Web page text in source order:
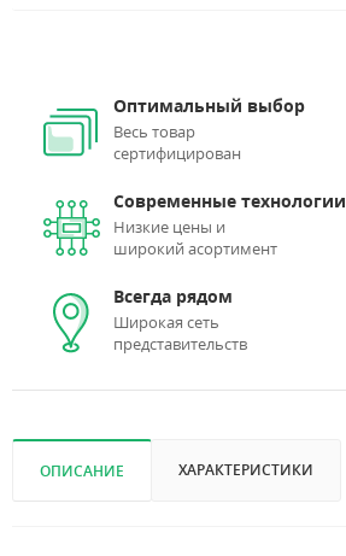
Оптимальный выбор
Весь товар
сертифицирован
Современные технологии
Низкие цены и
широкий асортимент
Всегда рядом
Широкая сеть
представительств
ОПИСАНИЕ ХАРАКТЕРИСТИКИ